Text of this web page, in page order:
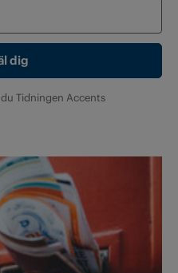
Tidningen Accents